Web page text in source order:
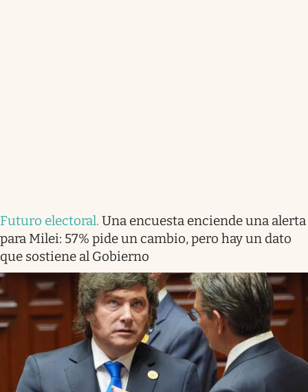
Futuro electoral. Una encuesta enciende una alerta
para Milei: 57% pide un cambio, pero hay un dato
que sostiene al Gobierno